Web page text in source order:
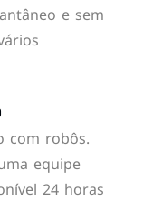
e sem
com robôs.
equipe
24 horas